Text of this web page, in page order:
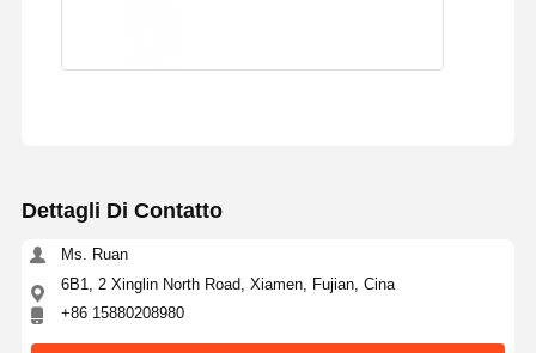
Dettagli Di Contatto
Ms. Ruan
6B1, 2 Xinglin North Road, Xiamen, Fujian, Cina
+86 15880208980